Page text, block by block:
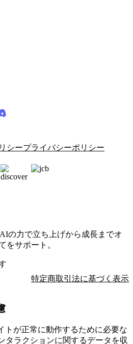
シープライバシーポリシー
の力で立ち上げから成長までオ
をサポート。
特定商取引法に基づく表示
トが正常に動作するために必要な
タラクションに関するデータを収